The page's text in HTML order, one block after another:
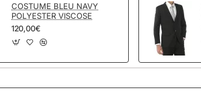
COSTUME BLEU NAVY
POLYESTER VISCOSE
120,00€